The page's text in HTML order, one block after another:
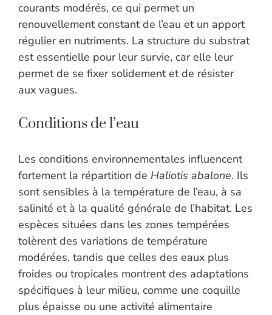
courants modérés, ce qui permet un
renouvellement constant de l’eau et un apport
régulier en nutriments. La structure du substrat
est essentielle pour leur survie, car elle leur
permet de se fixer solidement et de résister
aux vagues.
Conditions de l’eau
Les conditions environnementales influencent
fortement la répartition de Haliotis abalone. Ils
sont sensibles à la température de l’eau, à sa
salinité et à la qualité générale de l’habitat. Les
espèces situées dans les zones tempérées
tolèrent des variations de température
modérées, tandis que celles des eaux plus
froides ou tropicales montrent des adaptations
spécifiques à leur milieu, comme une coquille
plus épaisse ou une activité alimentaire